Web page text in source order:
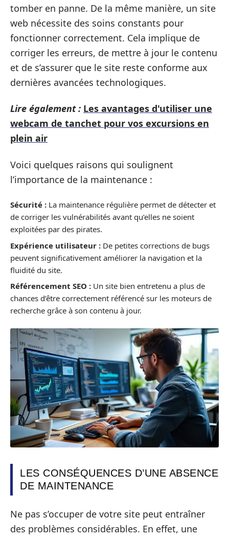
tomber en panne. De la même manière, un site
web nécessite des soins constants pour
fonctionner correctement. Cela implique de
corriger les erreurs, de mettre à jour le contenu
et de s’assurer que le site reste conforme aux
dernières avancées technologiques.
Lire également : Les avantages d'utiliser une
webcam de tanchet pour vos excursions en
plein air
Voici quelques raisons qui soulignent
l’importance de la maintenance :
Sécurité : La maintenance régulière permet de détecter et
de corriger les vulnérabilités avant qu’elles ne soient
exploitées par des pirates.
Expérience utilisateur : De petites corrections de bugs
peuvent significativement améliorer la navigation et la
fluidité du site.
Référencement SEO : Un site bien entretenu a plus de
chances d’être correctement référencé sur les moteurs de
recherche grâce à son contenu à jour.
LES CONSÉQUENCES D’UNE ABSENCE
DE MAINTENANCE
Ne pas s’occuper de votre site peut entraîner
des problèmes considérables. En effet, une